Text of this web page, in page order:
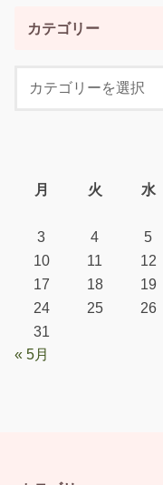
カテゴリー
月
火 水
3
4 5
10
11 12
17
18 19
24
25 26
31
« 5月